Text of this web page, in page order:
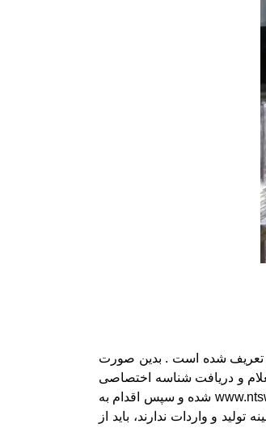
تعریف شده است . بدین صورت
و دریافت شناسه اختصاصی
کالا بدین صورت است که کلیه مودیان مالیاتی که قابلیت و صلاحیت تولید کننده یا واردات را دارند، ابتدا باید وارد سامانه تجارت به آدرس www.ntsw.ir شده و سپس اقدام به
و واردات ندارند، باید از